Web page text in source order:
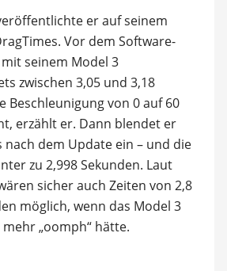
er auf seinem
Vor dem Software-
seinem Model 3
zwischen 3,05 und 3,18
Beschleunigung von 0 auf 60
erzählt er. Dann blendet er
nach dem Update ein – und die
zu 2,998 Sekunden. Laut
sicher auch Zeiten von 2,8
möglich, wenn das Model 3
„oomph“ hätte.